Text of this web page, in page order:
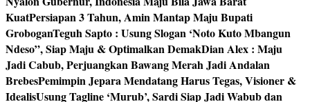
KuatPersiapan 3 Tahun, Amin Mantap Maju Bupati
GroboganTeguh Sapto : Usung Slogan ‘Noto Kuto Mbangun
Ndeso”, Siap Maju & Optimalkan DemakDian Alex : Maju
Jadi Cabub, Perjuangkan Bawang Merah Jadi Andalan
BrebesPemimpin Jepara Mendatang Harus Tegas, Visioner &
IdealisUsung Tagline ‘Murub’, Sardi Siap Jadi Wabub dan